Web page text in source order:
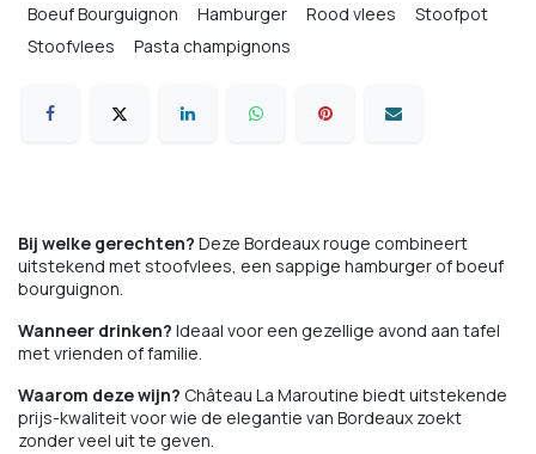
Boeuf Bourguignon Hamburger Rood vlees
Stoofpot
Stoofvlees
Pasta champignons
Bij welke gerechten? Deze Bordeaux rouge combineert
uitstekend met stoofvlees, een sappige hamburger of boeuf
bourguignon.
Wanneer drinken? Ideaal voor een gezellige avond aan tafel
met vrienden of familie.
Waarom deze wijn? Château La Maroutine biedt uitstekende
prijs-kwaliteit voor wie de elegantie van Bordeaux zoekt
zonder veel uit te geven.